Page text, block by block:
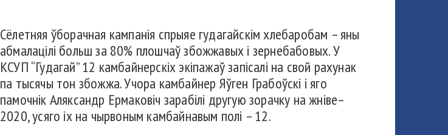
Сёлетняя ўборачная кампанія спрыяе гудагайскім хлебаробам – яны
абмалацілі больш за 80% плошчаў збожжавых і зернебабовых. У
КСУП “Гудагай” 12 камбайнерскіх экіпажаў запісалі на свой рахунак
па тысячы тон збожжа. Учора камбайнер Яўген Грабоўскі і яго
памочнік Аляксандр Ермаковіч зарабілі другую зорачку на жніве–
2020, усяго іх на чырвоным камбайнавым полі – 12.